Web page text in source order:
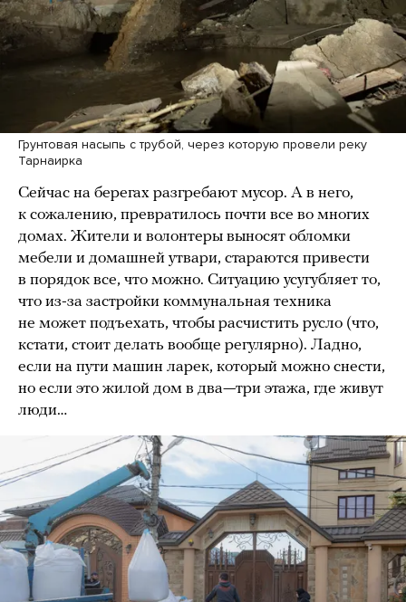
Грунтовая насыпь с трубой, через которую провели реку
Тарнаирка
Сейчас на берегах разгребают мусор. А в него,
к сожалению, превратилось почти все во многих
домах. Жители и волонтеры выносят обломки
мебели и домашней утвари, стараются привести
в порядок все, что можно. Ситуацию усугубляет то,
что из-за застройки коммунальная техника
не может подъехать, чтобы расчистить русло (что,
кстати, стоит делать вообще регулярно). Ладно,
если на пути машин ларек, который можно снести,
но если это жилой дом в два—три этажа, где живут
люди…